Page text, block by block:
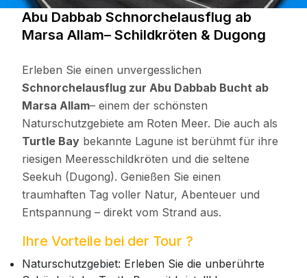
Abu Dabbab Schnorchelausflug ab
Marsa Allam– Schildkröten & Dugong
Erleben Sie einen unvergesslichen
Schnorchelausflug zur Abu Dabbab Bucht ab
Marsa Allam– einem der schönsten
Naturschutzgebiete am Roten Meer. Die auch als
Turtle Bay bekannte Lagune ist berühmt für ihre
riesigen Meeresschildkröten und die seltene
Seekuh (Dugong). Genießen Sie einen
traumhaften Tag voller Natur, Abenteuer und
Entspannung – direkt vom Strand aus.
Ihre Vorteile bei der Tour ?
Naturschutzgebiet: Erleben Sie die unberührte